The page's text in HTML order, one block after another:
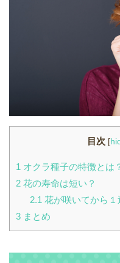
目次 [
1 オクラ種子の特徴とは
2 花の寿命は短い？
2.1花が咲いてから１
3 まとめ